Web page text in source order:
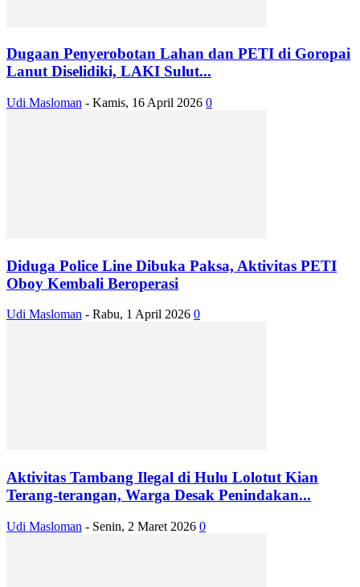
Dugaan Penyerobotan Lahan dan PETI di Goropai
Lanut Diselidiki, LAKI Sulut...
Udi Masloman - Kamis, 16 April 2026 0
Diduga Police Line Dibuka Paksa, Aktivitas PETI
Oboy Kembali Beroperasi
Udi Masloman - Rabu, 1 April 2026 0
Aktivitas Tambang Ilegal di Hulu Lolotut Kian
Terang-terangan, Warga Desak Penindakan...
Udi Masloman - Senin, 2 Maret 2026 0